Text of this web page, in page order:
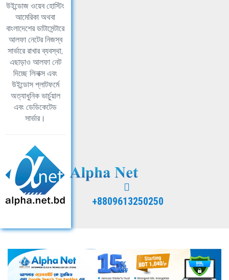
উইন্ডোজ ওয়েব হোস্টিং
আমেরিকা অথবা
বাংলাদেশের ডাটাসেন্টারে
আলফা নেটের নিজস্ব
সার্ভারে রাখার ব্যবস্থা,
এছাড়াও আলফা নেট
দিচ্ছে লিনাক্স এবং
উইন্ডোস প্লাটফর্মে
অত্যাধুনিক ভার্চুয়াল
এবং ডেডিকেটেড
সার্ভার।
+8809613250250